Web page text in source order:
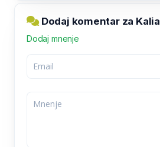
Dodaj komentar za Kalia
Dodaj mnenje